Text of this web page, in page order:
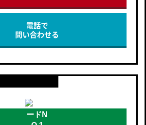
電話で
問い合わせる